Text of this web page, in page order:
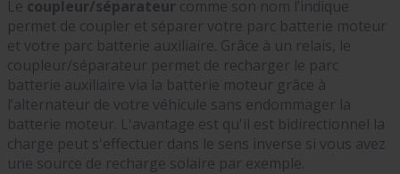
Le coupleur/séparateur comme son nom l’indique
permet de coupler et séparer votre parc batterie moteur
et votre parc batterie auxiliaire. Grâce à un relais, le
coupleur/séparateur permet de recharger le parc
batterie auxiliaire via la batterie moteur grâce à
l’alternateur de votre véhicule sans endommager la
batterie moteur. L'avantage est qu'il est bidirectionnel la
charge peut s'effectuer dans le sens inverse si vous avez
une source de recharge solaire par exemple.